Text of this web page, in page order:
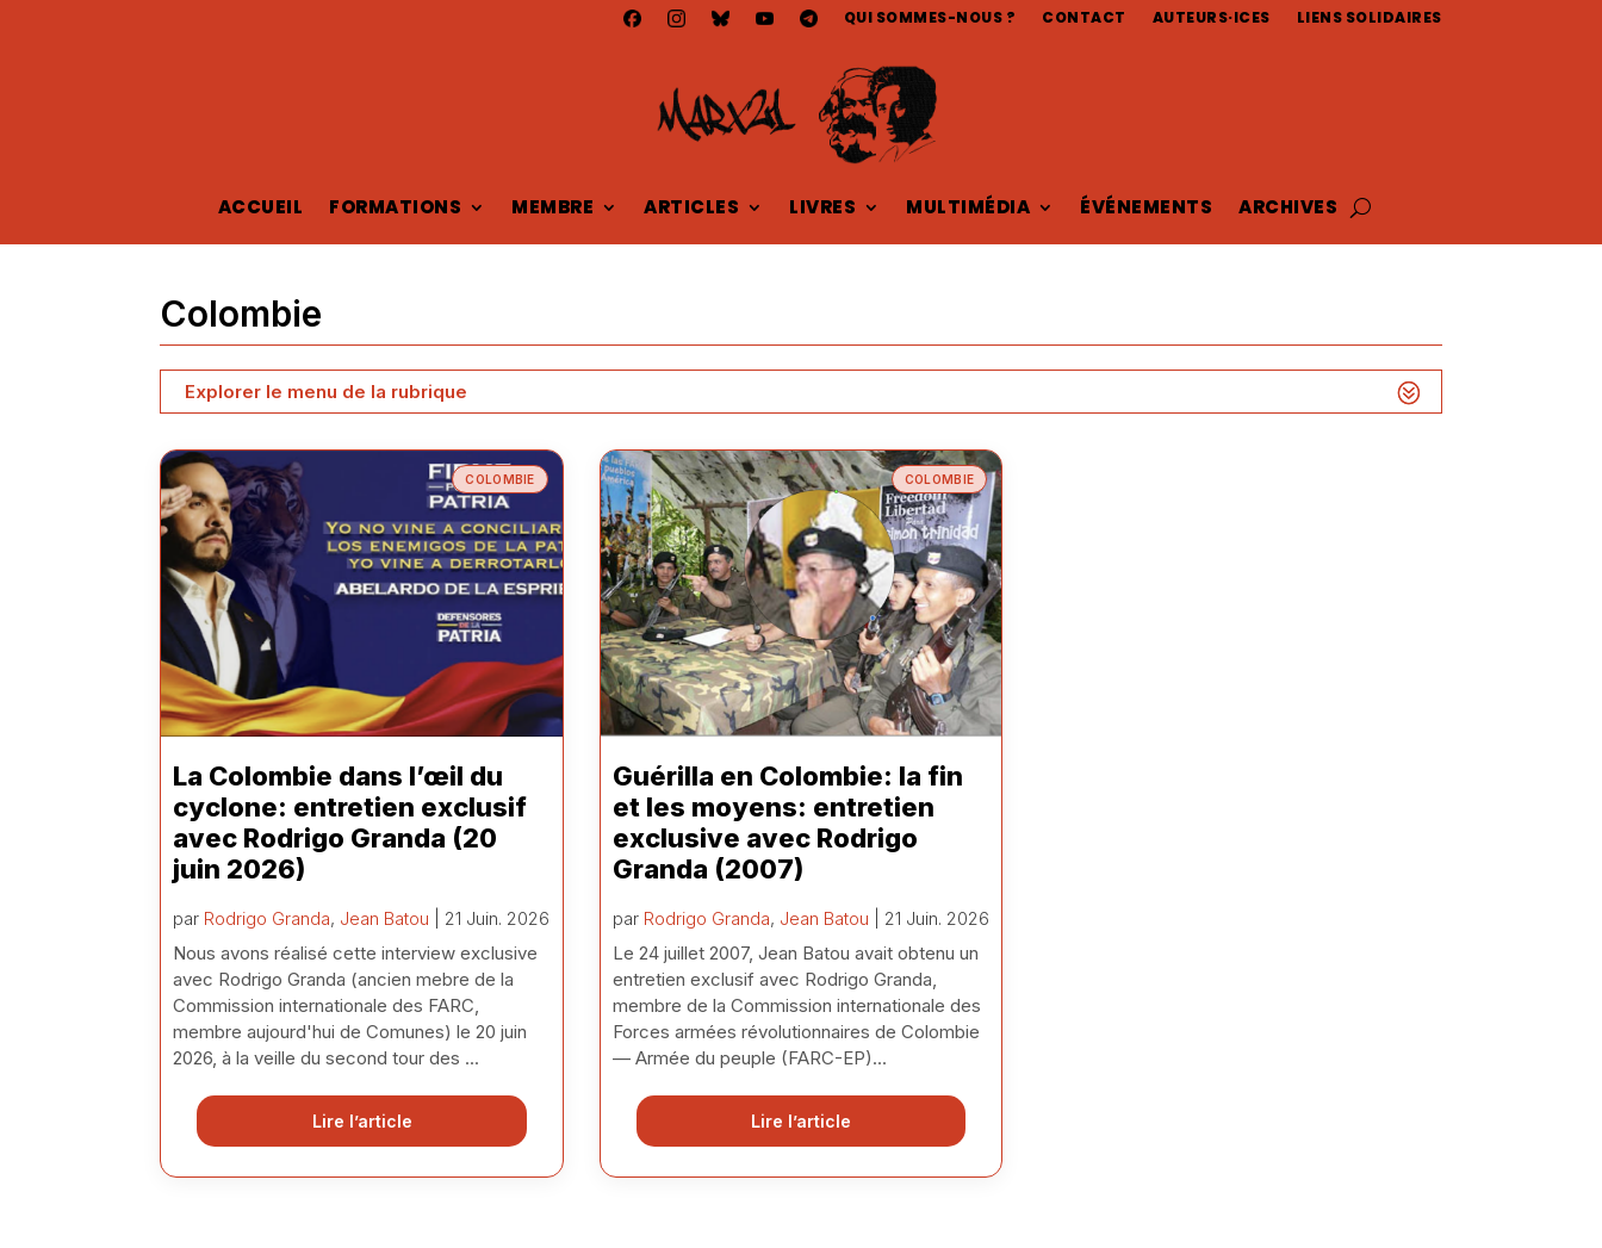
QUI SOMMES-NOUS ? CONTACT AUTEURS·ICES LIENS SOLIDAIRES
ACCUEIL FORMATIONS MEMBRE ARTICLES LIVRES MULTIMÉDIA ÉVÉNEMENTS ARCHIVES
Colombie
Explorer le menu de la rubrique
COLOMBIE
La Colombie dans l’œil du
cyclone: entretien exclusif
avec Rodrigo Granda (20
juin 2026)
par Rodrigo Granda, Jean Batou | 21 Juin. 2026
Nous avons réalisé cette interview exclusive
avec Rodrigo Granda (ancien mebre de la
Commission internationale des FARC,
membre aujourd'hui de Comunes) le 20 juin
2026, à la veille du second tour des ...
Lire l’article
COLOMBIE
Guérilla en Colombie: la fin
et les moyens: entretien
exclusive avec Rodrigo
Granda (2007)
par Rodrigo Granda, Jean Batou | 21 Juin. 2026
Le 24 juillet 2007, Jean Batou avait obtenu un
entretien exclusif avec Rodrigo Granda,
membre de la Commission internationale des
Forces armées révolutionnaires de Colombie
— Armée du peuple (FARC-EP)...
Lire l’article